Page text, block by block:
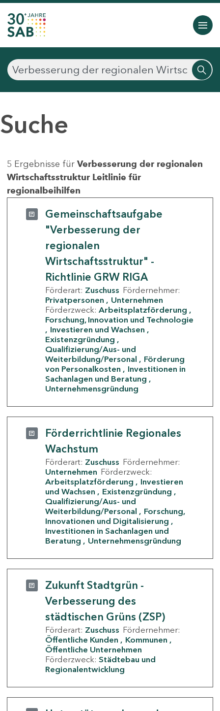
Suche
5 Ergebnisse für Verbesserung der regionalen
Wirtschaftsstruktur Leitlinie für
regionalbeihilfen
Gemeinschaftsaufgabe
"Verbesserung der
regionalen
Wirtschaftsstruktur" -
Richtlinie GRW RIGA
Förderart: Zuschuss Fördernehmer:
Privatpersonen
Unternehmen
Förderzweck: Arbeitsplatzförderung
Forschung, Innovation und Technologie
Investieren und Wachsen
Existenzgründung
Qualifizierung/Aus- und
Weiterbildung/Personal
Förderung
von Personalkosten
Investitionen in
Sachanlagen und Beratung
Unternehmensgründung
Förderrichtlinie Regionales
Wachstum
Förderart: Zuschuss Fördernehmer:
Unternehmen Förderzweck:
Arbeitsplatzförderung
Investieren
und Wachsen
Existenzgründung
Qualifizierung/Aus- und
Weiterbildung/Personal
Forschung,
Innovationen und Digitalisierung
Investitionen in Sachanlagen und
Beratung
Unternehmensgründung
Zukunft Stadtgrün -
Verbesserung des
städtischen Grüns (ZSP)
Förderart: Zuschuss Fördernehmer:
Öffentliche Kunden
Kommunen
Öffentliche Unternehmen
Förderzweck: Städtebau und
Regionalentwicklung